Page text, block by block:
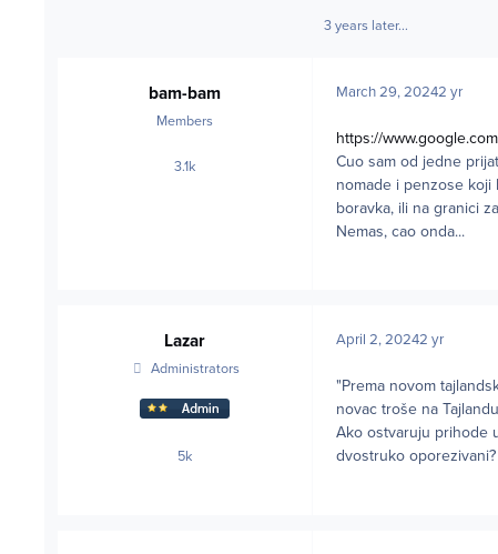
3 years later...
bam-bam
Members
3.1kposts
March 29, 20242 yr
https://
Cuo sam od jedne
nomade i penzose koji
boravka, ili na granici
Nemas, cao onda...
Lazar
Administrators
5kposts
April 2, 20242 yr
"Prema novom
novac troše na
Ako ostvaruju prihode
dvostruko oporezivani?